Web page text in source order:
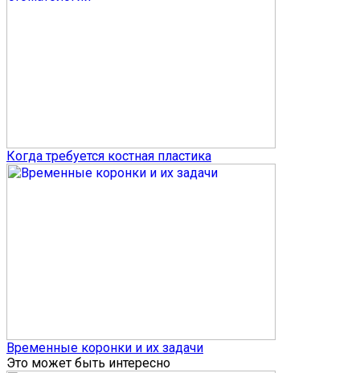
Когда требуется костная пластика
Временные коронки и их задачи
Это может быть интересно